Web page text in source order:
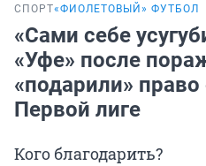
СПОРТ«ФИОЛЕТОВЫЙ» ФУТБОЛ
«Сами себе
«Уфе» после
«подарили» право
Первой лиге
Кого благодарить?